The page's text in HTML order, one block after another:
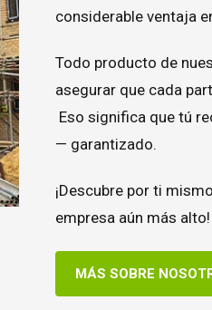
considerable ventaja
Todo producto de
asegurar que cada
Eso significa que tú
— garantizado.
¡Descubre por ti
empresa aún más alto!
MÁS SOBRE